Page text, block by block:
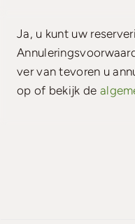
Ja, u kunt uw
ver van tevoren u
op of bekijk de